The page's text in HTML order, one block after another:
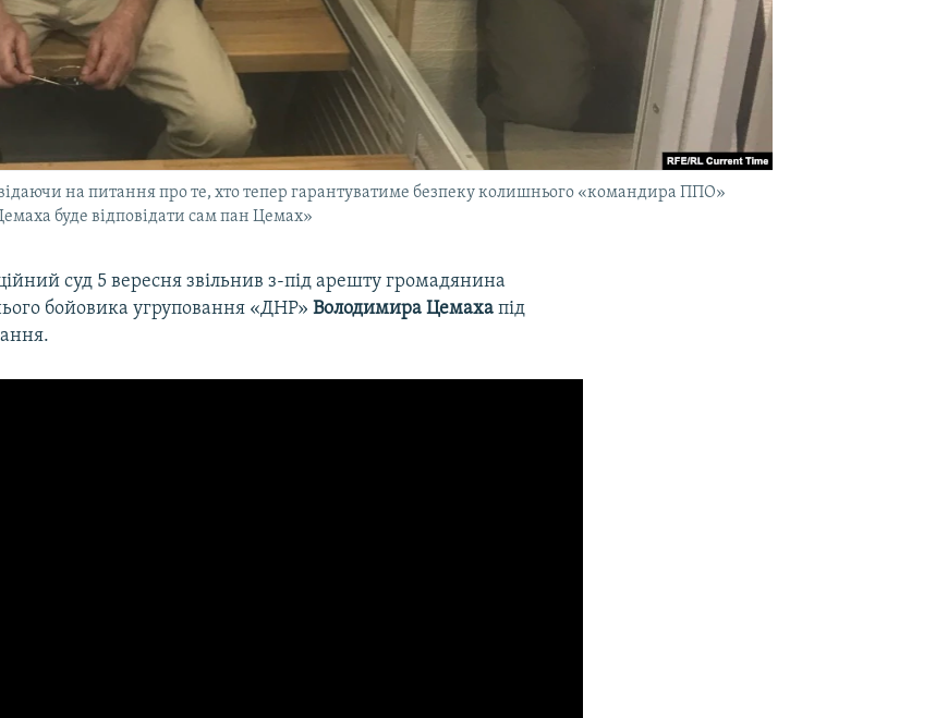
на питання про те, хто тепер гарантуватиме безпеку колишнього «командира ППО»
буде відповідати сам пан Цемах»
суд 5 вересня звільнив з-під арешту громадянина
бойовика угруповання «ДНР»Володимира Цемаха під